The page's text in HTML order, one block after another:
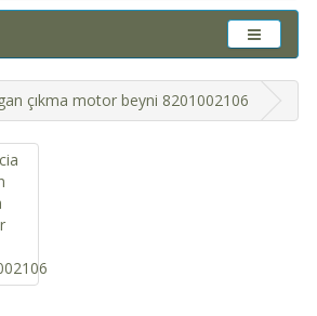
çıkma motor beyni 8201002106